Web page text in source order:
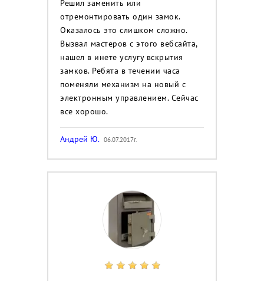
Решил заменить или
отремонтировать один замок.
Оказалось это слишком сложно.
Вызвал мастеров с этого вебсайта,
нашел в инете услугу вскрытия
замков. Ребята в течении часа
поменяли механизм на новый с
электронным управлением. Сейчас
все хорошо.
Андрей Ю. 06.07.2017г.